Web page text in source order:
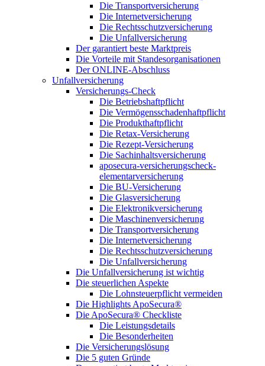
Die Transportversicherung
Die Internetversicherung
Die Rechtsschutzversicherung
Die Unfallversicherung
Der garantiert beste Marktpreis
Die Vorteile mit Standesorganisationen
Der ONLINE-Abschluss
Unfallversicherung
Versicherungs-Check
Die Betriebshaftpflicht
Die Vermögensschadenhaftpflicht
Die Produkthaftpflicht
Die Retax-Versicherung
Die Rezept-Versicherung
Die Sachinhaltsversicherung
aposecura-versicherungscheck-
elementarversicherung
Die BU-Versicherung
Die Glasversicherung
Die Elektronikversicherung
Die Maschinenversicherung
Die Transportversicherung
Die Internetversicherung
Die Rechtsschutzversicherung
Die Unfallversicherung
Die Unfallversicherung ist wichtig
Die steuerlichen Aspekte
Die Lohnsteuerpflicht vermeiden
Die Highlights ApoSecura®
Die ApoSecura® Checkliste
Die Leistungsdetails
Die Besonderheiten
Die Versicherungslösung
Die 5 guten Gründe